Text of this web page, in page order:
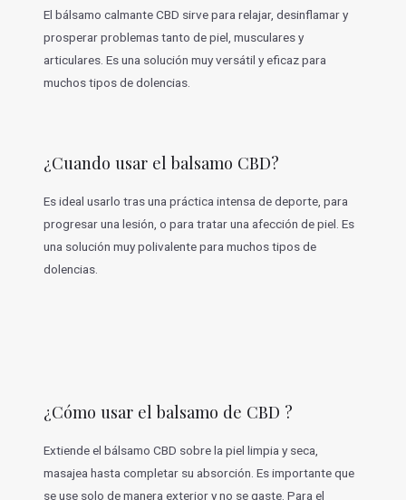
e
s
El bálsamo calmante CBD sirve para relajar, desinflamar y
prosperar problemas tanto de piel, musculares y
articulares. Es una solución muy versátil y eficaz para
muchos tipos de dolencias.
¿Cuando usar el balsamo CBD?
Es ideal usarlo tras una práctica intensa de deporte, para
progresar una lesión, o para tratar una afección de piel. Es
una solución muy polivalente para muchos tipos de
dolencias.
¿Cómo usar el balsamo de CBD ?
Extiende el bálsamo CBD sobre la piel limpia y seca,
masajea hasta completar su absorción. Es importante que
se use solo de manera exterior y no se gaste. Para el